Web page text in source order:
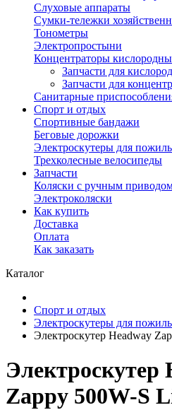
Слуховые аппараты
Сумки-тележки
Тонометры
Электропростыни
Концентраторы
Запчасти для
Запчасти для
Санитарные
Спорт и отдых
Спортивные бандажи
Беговые дорожки
Электроскутеры для
Трехколесные велосипеды
Запчасти
Коляски с ручным
Электроколяски
Как купить
Доставка
Оплата
Как заказать
Каталог
Спорт и отдых
Электроскутеры для
Электроскутер Headway
Электроскутер
Zappy 500W-S